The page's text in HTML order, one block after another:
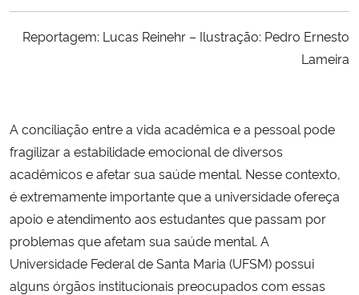
Ministério da Cidadania
Ministério da Ciência, Tecnologia, Inovações e Comunicações
Ministério do Meio Ambiente
Ministério do Turismo
Ministério do Desenvolvimento Regional
Reportagem: Lucas Reinehr – Ilustração: Pedro Ernesto
Lameira
A conciliação entre a vida acadêmica e a pessoal pode
fragilizar a estabilidade emocional de diversos
acadêmicos e afetar sua saúde mental. Nesse contexto,
é extremamente importante que a universidade ofereça
apoio e atendimento aos estudantes que passam por
problemas que afetam sua saúde mental. A
Universidade Federal de Santa Maria (UFSM) possui
alguns órgãos institucionais preocupados com essas